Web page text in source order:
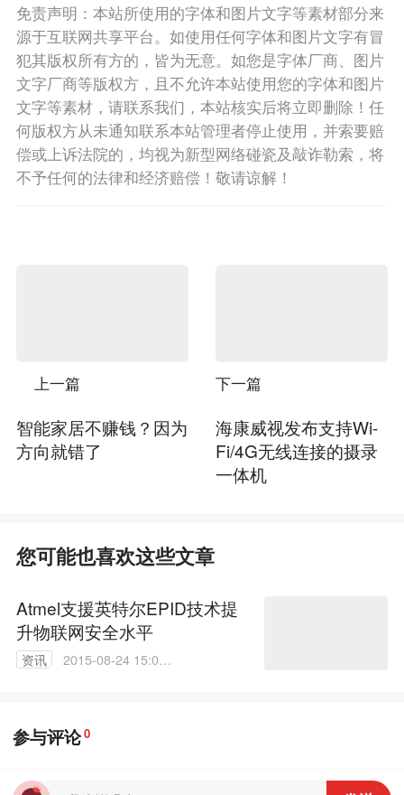
免责声明：本站所使用的字体和图片文字等素材部分来
源于互联网共享平台。如使用任何字体和图片文字有冒
犯其版权所有方的，皆为无意。如您是字体厂商、图片
文字厂商等版权方，且不允许本站使用您的字体和图片
文字等素材，请联系我们，本站核实后将立即删除！任
何版权方从未通知联系本站管理者停止使用，并索要赔
偿或上诉法院的，均视为新型网络碰瓷及敲诈勒索，将
不予任何的法律和经济赔偿！敬请谅解！
上一篇
智能家居不赚钱？因为
方向就错了
下一篇
海康威视发布支持Wi-
Fi/4G无线连接的摄录
一体机
您可能也喜欢这些文章
Atmel支援英特尔EPID技术提
升物联网安全水平
资讯
2015-08-24 15:01:
参与评论0